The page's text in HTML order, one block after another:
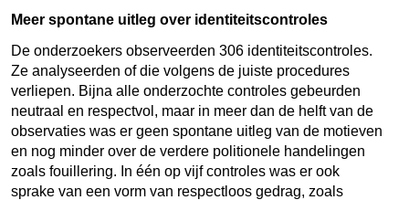
Meer spontane uitleg over identiteitscontroles
De onderzoekers observeerden 306 identiteitscontroles.
Ze analyseerden of die volgens de juiste procedures
verliepen. Bijna alle onderzochte controles gebeurden
neutraal en respectvol, maar in meer dan de helft van de
observaties was er geen spontane uitleg van de motieven
en nog minder over de verdere politionele handelingen
zoals fouillering. In één op vijf controles was er ook
sprake van een vorm van respectloos gedrag, zoals